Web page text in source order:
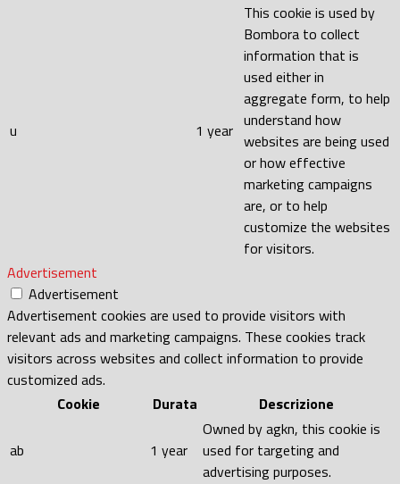
u 1 year
This cookie is used by
Bombora to collect
information that is
used either in
aggregate form, to help
understand how
websites are being used
or how effective
marketing campaigns
are, or to help
customize the websites
for visitors.
Advertisement
Advertisement
Advertisement cookies are used to provide visitors with
relevant ads and marketing campaigns. These cookies track
visitors across websites and collect information to provide
customized ads.
Cookie
Durata Descrizione
ab 1 year
Owned by agkn, this cookie is
used for targeting and
advertising purposes.